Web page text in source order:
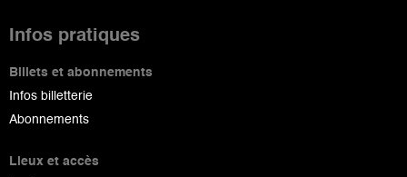
Infos pratiques
Billets et abonnements
Infos billetterie
Abonnements
Lieux et accès